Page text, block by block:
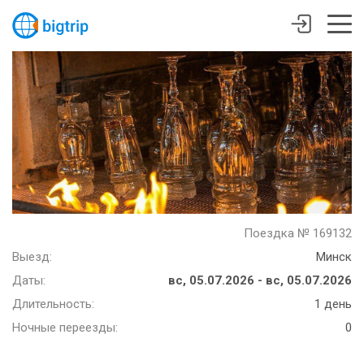
Поездка № 169132
Выезд:
Минск
Даты:
вс, 05.07.2026 - вс, 05.07.2026
Длительность:
1 день
Ночные переезды:
0